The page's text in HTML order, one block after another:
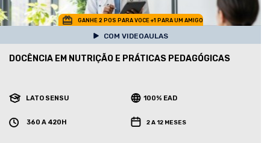
GANHE 2 POS PARA VOCE +1 PARA UM AMIGO
COM VIDEOAULAS
DOCÊNCIA EM NUTRIÇÃO E PRÁTICAS PEDAGÓGICAS
LATO SENSU 100% EAD
360 A 420H 2 A 12 MESES